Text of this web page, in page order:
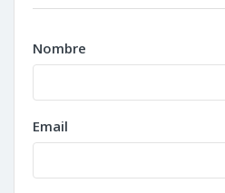
Nombre
Email